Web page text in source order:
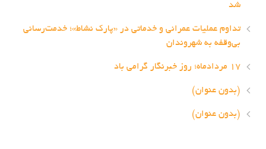
شد
تداوم عملیات عمرانی و خدماتی در «پارک نشاط»؛ خدمت‌رسانی
بی‌وقفه به شهروندان
۱۷ مردادماه؛ روز خبرنگار گرامی باد
(بدون عنوان)
(بدون عنوان)